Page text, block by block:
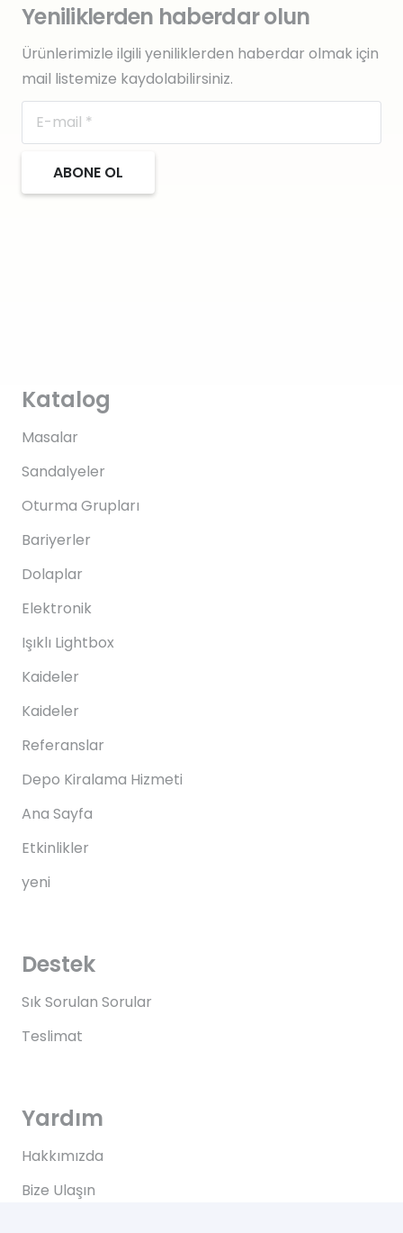
Yeniliklerden haberdar olun
Ürünlerimizle ilgili yeniliklerden haberdar olmak için
mail listemize kaydolabilirsiniz.
ABONE OL
Katalog
Masalar
Sandalyeler
Oturma Grupları
Bariyerler
Dolaplar
Elektronik
Işıklı Lightbox
Kaideler
Kaideler
Referanslar
Depo Kiralama Hizmeti
Ana Sayfa
Etkinlikler
yeni
Destek
Sık Sorulan Sorular
Teslimat
Yardım
Hakkımızda
Bize Ulaşın